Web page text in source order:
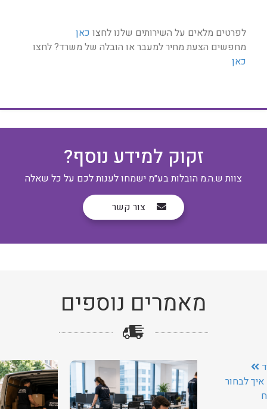
לפרטים מלאים על השירותים שלנו לחצו כאן
מחפשים הצעת מחיר למעבר או הובלה של משרד? לחצו
כאן
זקוק למידע נוסף?
צוות ש.ה.מ הובלות בע״מ ישמחו לענות לכם על כל שאלה
צור קשר
מאמרים נוספים
לבחור